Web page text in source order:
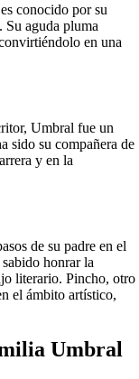
conocido por su
aguda pluma
en una
Umbral fue un
sido su compañera de
y en la
de su padre en el
honrar la
literario. Pincho, otro
el ámbito artístico,
Umbral